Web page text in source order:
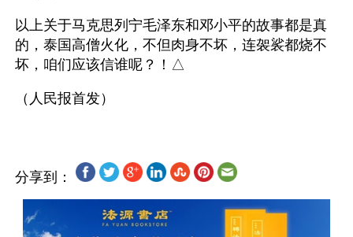
以上关于马克思列宁毛泽东和邓小平的故事都是真
的，泰国高僧火化，不但肉身不坏，连袈裟都烧不
坏，咱们应该信谁呢？！△
分享到：